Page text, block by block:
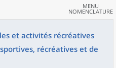
MENU
NOMENCLATURE
et activités récréatives
récréatives et de